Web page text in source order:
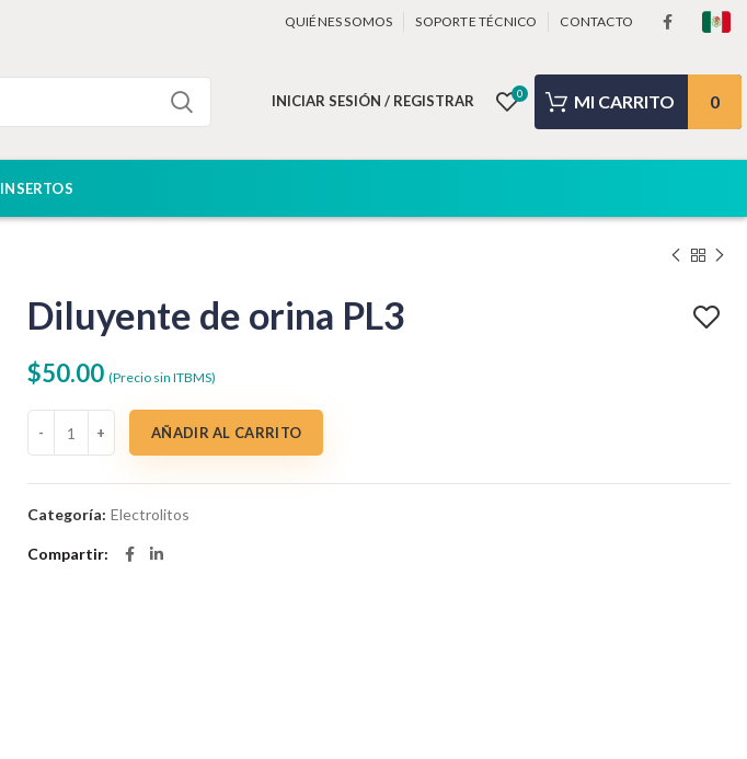
QUIÉNES SOMOS SOPORTE TÉCNICO CONTACTO
INICIAR SESIÓN / REGISTRAR 0 0
INSERTOS
Diluyente de orina PL3
$50.00 (Precio sin ITBMS)
Diluyente de orina PL3 cantidad
AÑADIR AL CARRITO
Categoría: Electrolitos
Compartir